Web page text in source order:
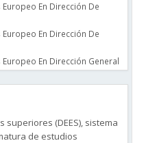
En Dirección De
En Dirección De
En Dirección General
En Franquicias.
Europeo Para La Cadena De
(DEES), sistema
de estudios